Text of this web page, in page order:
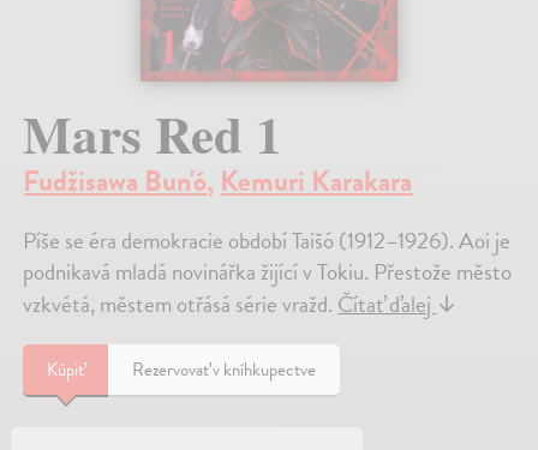
Mars Red 1
Fudžisawa Bun'ó, Kemuri Karakara
Píše se éra demokracie období Taišó (1912–1926). Aoi je
podnikavá mladá novinářka žijící v Tokiu. Přestože město
vzkvétá, městem otřásá série vražd.Čítať ďalej↓
Kúpiť Rezervovať v kníhkupectve